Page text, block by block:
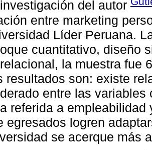
del autor
entre marketing
Líder Peruana.
cuantitativo, diseño
la muestra fue
resultados son: existe
entre las
referida a
egresados logren
se acerque más